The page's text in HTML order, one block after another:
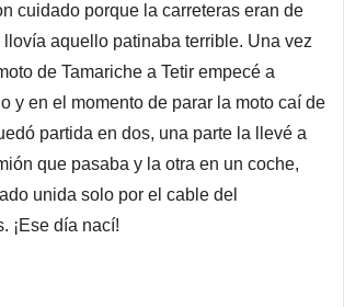
cuidado porque la carreteras eran de
llovía aquello patinaba terrible. Una vez
de Tamariche a Tetir empecé a
y en el momento de parar la moto caí de
partida en dos, una parte la llevé a
que pasaba y la otra en un coche,
unida solo por el cable del
¡Ese día nací!